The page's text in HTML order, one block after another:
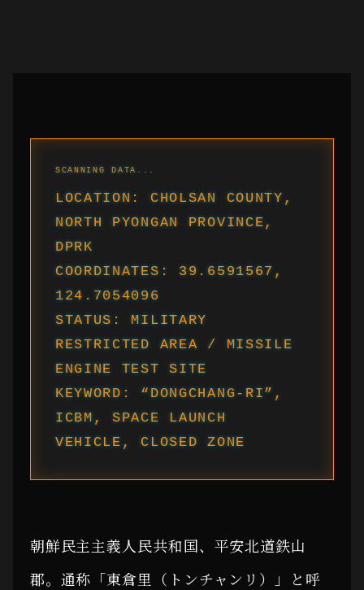
LOCATION: CHOLSAN COUNTY,
NORTH PYONGAN PROVINCE,
DPRK
COORDINATES: 39.6591567,
124.7054096
STATUS: MILITARY
RESTRICTED AREA / MISSILE
ENGINE TEST SITE
KEYWORD: “DONGCHANG-RI”,
ICBM, SPACE LAUNCH
VEHICLE, CLOSED ZONE
朝鮮民主主義人民共和国、平安北道鉄山
郡。通称「東倉里（トンチャンリ）」と呼